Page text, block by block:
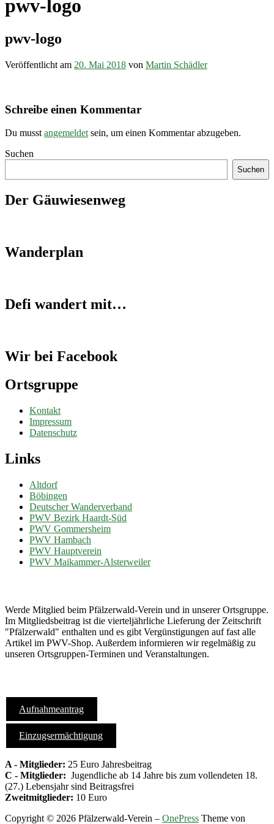
pwv-logo
pwv-logo
Veröffentlicht am 20. Mai 2018 von Martin Schädler
Schreibe einen Kommentar
Du musst angemeldet sein, um einen Kommentar abzugeben.
Suchen
Suchen
Der Gäuwiesenweg
Wanderplan
Defi wandert mit…
Wir bei Facebook
Ortsgruppe
Kontakt
Impressum
Datenschutz
Links
Altdorf
Böbingen
Deutscher Wanderverband
PWV Bezirk Haardt-Süd
PWV Gommersheim
PWV Hambach
PWV Hauptverein
PWV Maikammer-Alsterweiler
Werde Mitglied beim Pfälzerwald-Verein und in unserer Ortsgruppe.
Im Mitgliedsbeitrag ist die vierteljährliche Lieferung der Zeitschrift
"Pfälzerwald" enthalten und es gibt Vergünstigungen auf fast alle
Artikel im PWV-Shop. Außerdem informieren wir regelmäßig zu
unseren Ortsgruppen-Terminen und Veranstaltungen.
Aufnahmeantrag
Einzugsermächtigung
A - Mitglieder: 25 Euro Jahresbeitrag
C - Mitglieder: Jugendliche ab 14 Jahre bis zum vollendeten 18.
(27.) Lebensjahr sind Beitragsfrei
Zweitmitglieder: 10 Euro
Copyright © 2026 Pfälzerwald-Verein – OnePress Theme von